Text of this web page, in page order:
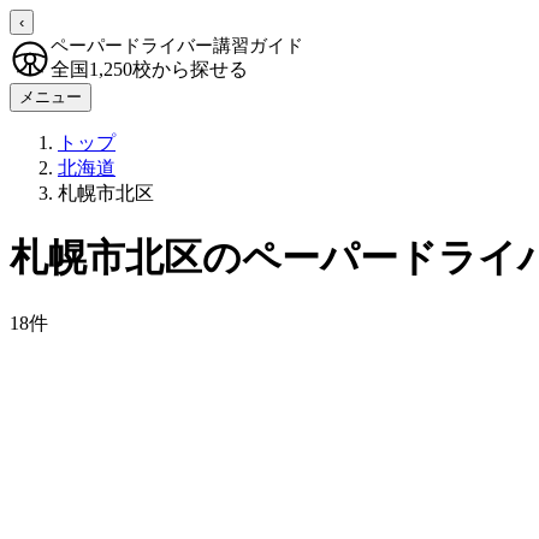
‹
ペーパードライバー講習ガイド
全国1,250校から探せる
メニュー
トップ
北海道
札幌市北区
札幌市北区のペーパードライ
18件